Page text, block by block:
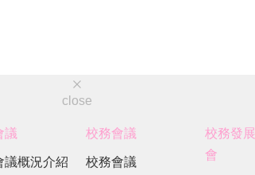
close
議
議概況介紹
校務會議
校務會議
校務發
會